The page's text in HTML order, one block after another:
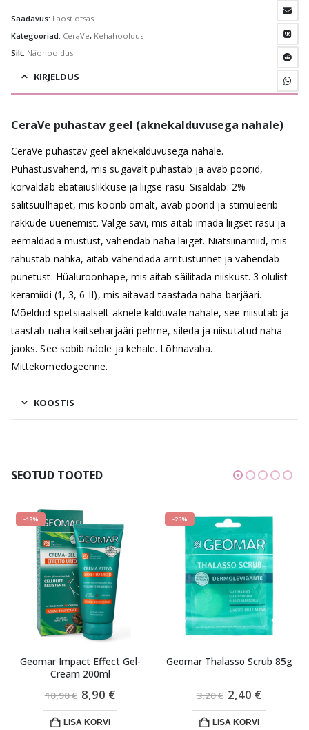
Saadavus: Laost otsas
Kategooriad: CeraVe, Kehahooldus
Silt: Näohooldus
KIRJELDUS
CeraVe puhastav geel (aknekalduvusega nahale)
CeraVe puhastav geel aknekalduvusega nahale.
Puhastusvahend, mis sügavalt puhastab ja avab poorid,
kõrvaldab ebatäiuslikkuse ja liigse rasu. Sisaldab: 2%
salitsüülhapet, mis koorib õrnalt, avab poorid ja stimuleerib
rakkude uuenemist. Valge savi, mis aitab imada liigset rasu ja
eemaldada mustust, vähendab naha läiget. Niatsiinamiid, mis
rahustab nahka, aitab vähendada ärritustunnet ja vähendab
punetust. Hüaluroonhape, mis aitab säilitada niiskust. 3 olulist
keramiidi (1, 3, 6-II), mis aitavad taastada naha barjääri.
Mõeldud spetsiaalselt aknele kalduvale nahale, see niisutab ja
taastab naha kaitsebarjääri pehme, sileda ja niisutatud naha
jaoks. See sobib näole ja kehale. Lõhnavaba.
Mittekomedogeenne.
KOOSTIS
SEOTUD TOOTED
-25%
Geomar Thalasso Scrub 85g
3,20€ Algne
oli:
3,20 €.
2,40
LISA KORVI
ItalWax After Wax Lemon
4,70
LISA KORVI